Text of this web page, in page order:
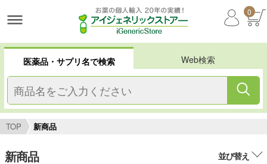
0
医薬品・サプリ名で検索 Web検索
TOP 新商品
新商品 並び替え